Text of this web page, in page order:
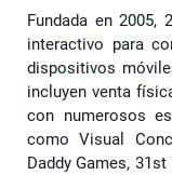
Fundada en 2005,
interactivo para
dispositivos
incluyen venta
con numerosos
como Visual
Daddy Games,